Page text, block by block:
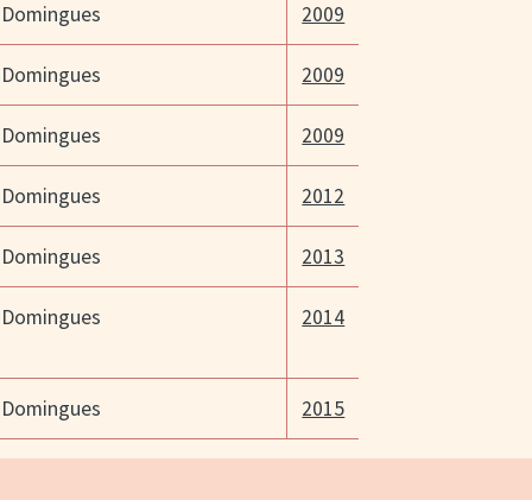
2009
2009
2009
2012
2013
2014
2015